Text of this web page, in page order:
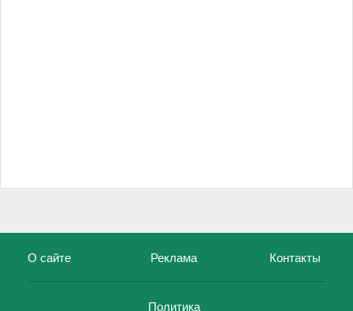
О сайте Реклама Контакты
Политика